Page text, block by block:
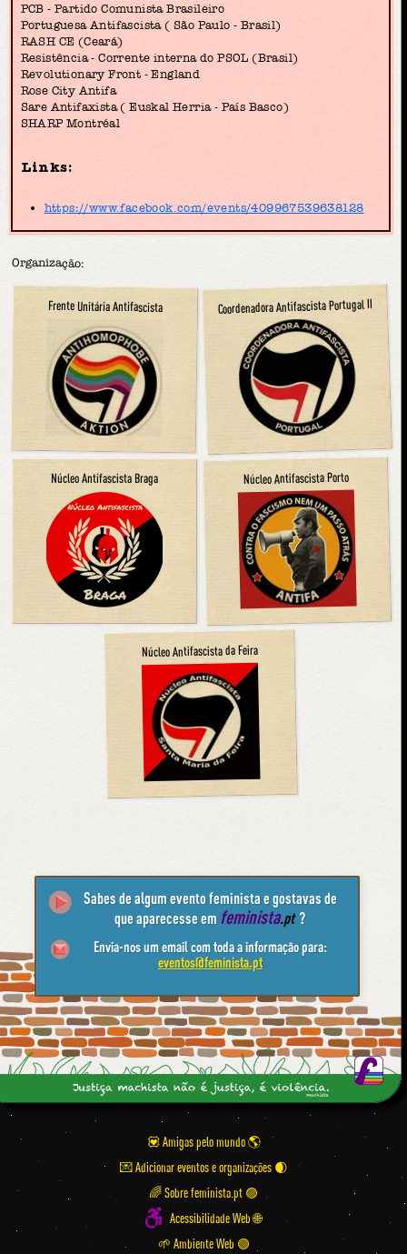
PCB - Partido Comunista Brasileiro
Portuguesa Antifascista ( São Paulo - Brasil)
RASH CE (Ceará)
Resistência - Corrente interna do PSOL (Brasil)
Revolutionary Front - England
Rose City Antifa
Sare Antifaxista ( Euskal Herria - País Basco)
SHARP Montréal
Links:
https://www.facebook.com/events/409967539638128
Organização:
Frente Unitária Antifascista Coordenadora Antifascista Portugal II
Núcleo Antifascista Braga Núcleo Antifascista Porto
Núcleo Antifascista da Feira
Sabes de algum evento feminista e gostavas de
que aparecesse em feminista.pt ?
Envia-nos um email com toda a informação para:
eventos@feminista.pt
💟 Amigas pelo mundo
💌 Adicionar eventos e organizações
🌈 Sobre feminista.pt 🟣
Acessibilidade Web 🌐
🌱 Ambiente Web 🟢